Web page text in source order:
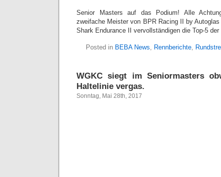
Senior Masters auf das Podium! Alle
zweifache Meister von BPR Racing II by
Shark Endurance II vervollständigen die Top-5
Posted in BEBA News, Rennberichte,
WGKC siegt im Seniormasters
Haltelinie vergas.
Sonntag, Mai 28th, 2017